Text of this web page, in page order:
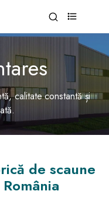
calitate constantă și
de scaune